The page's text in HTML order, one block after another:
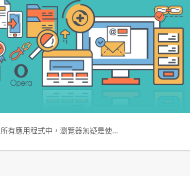
有應用程式中，瀏覽器無疑是使…